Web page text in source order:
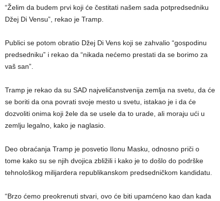
“Želim da budem prvi koji će čestitati našem sada potpredsedniku
Džej Di Vensu”, rekao je Tramp.
Publici se potom obratio Džej Di Vens koji se zahvalio “gospodinu
predsedniku” i rekao da “nikada nećemo prestati da se borimo za
vaš san”.
Tramp je rekao da su SAD najveličanstvenija zemlja na svetu, da će
se boriti da ona povrati svoje mesto u svetu, istakao je i da će
dozvoliti onima koji žele da se usele da to urade, ali moraju ući u
zemlju legalno, kako je naglasio.
Deo obraćanja Tramp je posvetio Ilonu Masku, odnosno priči o
tome kako su se njih dvojica zbližili i kako je to došlo do podrške
tehnološkog milijardera republikanskom predsedničkom kandidatu.
“Brzo ćemo preokrenuti stvari, ovo će biti upamćeno kao dan kada